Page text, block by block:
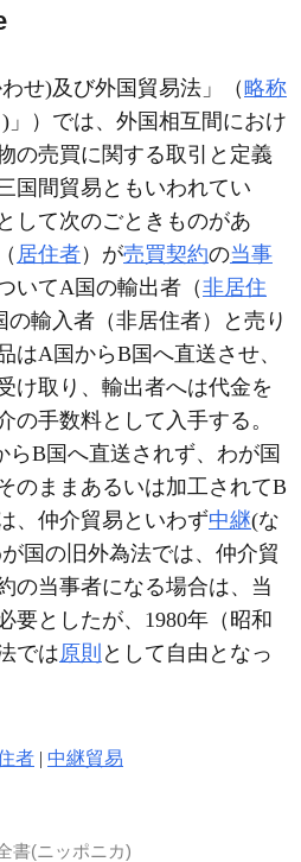
せ)及び外国貿易法」（略称
」）では、外国相互間におけ
の売買に関する取引と定義
国間貿易ともいわれてい
して次のごときものがあ
居住者）が売買契約の当事
いてA国の輸出者（非居住
の輸入者（非居住者）と売り
はA国からB国へ直送させ、
け取り、輸出者へは代金を
の手数料として入手する。
らB国へ直送されず、わが国
のままあるいは加工されてB
、仲介貿易といわず中継(な
国の旧外為法では、仲介貿
の当事者になる場合は、当
要としたが、1980年（昭和
では原則 として自由となっ
者 | 中継貿易
書(ニッポニカ)